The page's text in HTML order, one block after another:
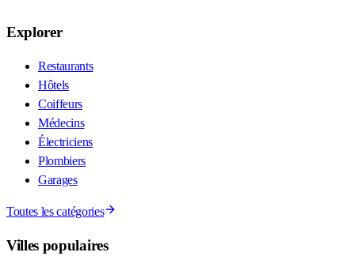
Explorer
Restaurants
Hôtels
Coiffeurs
Médecins
Électriciens
Plombiers
Garages
Toutes les catégories
Villes populaires